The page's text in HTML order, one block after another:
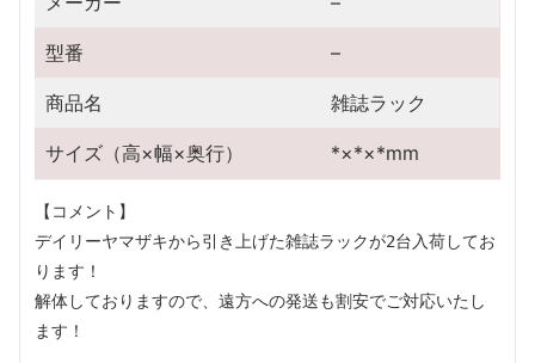
型番 –
商品名 雑誌ラック
サイズ（高×幅×奥行） *×*×*mm
【コメント】
デイリーヤマザキから引き上げた雑誌ラックが2台入荷してお
ります！
解体しておりますので、遠方への発送も割安でご対応いたし
ます！